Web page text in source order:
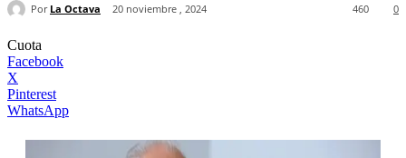
Por La Octava 20 noviembre , 2024 0
460
Cuota
Facebook
X
Pinterest
WhatsApp